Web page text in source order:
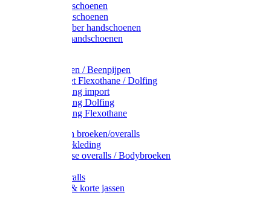
Latex handschoenen
Leren handschoenen
PVC / Rubber handschoenen
Katoenen handschoenen
Plukmouwen / Beenpijpen
Reparatieset Flexothane / Dolfing
Regenkleding import
Regenkleding Dolfing
Regenkleding Flexothane
Toebehoren broeken/overalls
Signalisatiekleding
Amerikaanse overalls / Bodybroeken
Kinderoveralls
Stofjassen & korte jassen